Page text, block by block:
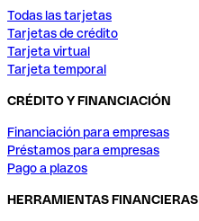
Todas las tarjetas
Tarjetas de crédito
Tarjeta virtual
Tarjeta temporal
CRÉDITO Y FINANCIACIÓN
Financiación para empresas
Préstamos para empresas
Pago a plazos
HERRAMIENTAS FINANCIERAS